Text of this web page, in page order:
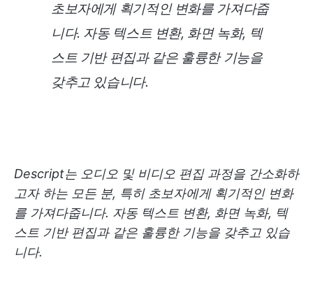
초보자에게 획기적인 변화를 가져다줍
니다. 자동 텍스트 변환, 화면 녹화, 텍
스트 기반 편집과 같은 훌륭한 기능을
갖추고 있습니다.
Descript는 오디오 및 비디오 편집 과정을 간소화하
고자 하는 모든 분, 특히 초보자에게 획기적인 변화
를 가져다줍니다. 자동 텍스트 변환, 화면 녹화, 텍
스트 기반 편집과 같은 훌륭한 기능을 갖추고 있습
니다.